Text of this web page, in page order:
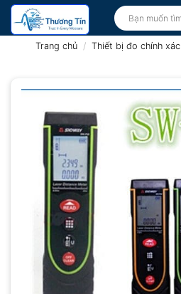
Bỏ
qua
Tìm
kiếm:
Trang chủ / Thiết bị đo chính xác